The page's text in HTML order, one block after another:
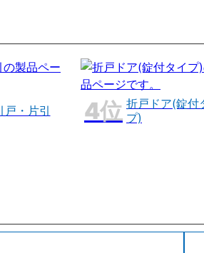
戸・片引
折戸ドア(錠付
プ)